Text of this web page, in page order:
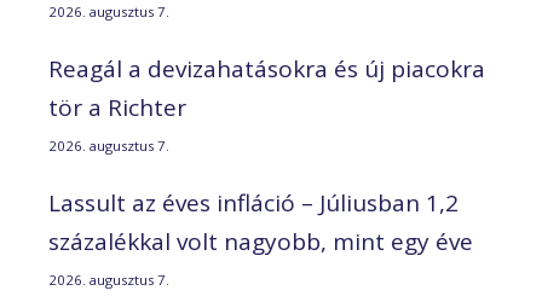
2026. augusztus 7.
Reagál a devizahatásokra és új piacokra
tör a Richter
2026. augusztus 7.
Lassult az éves infláció – Júliusban 1,2
százalékkal volt nagyobb, mint egy éve
2026. augusztus 7.